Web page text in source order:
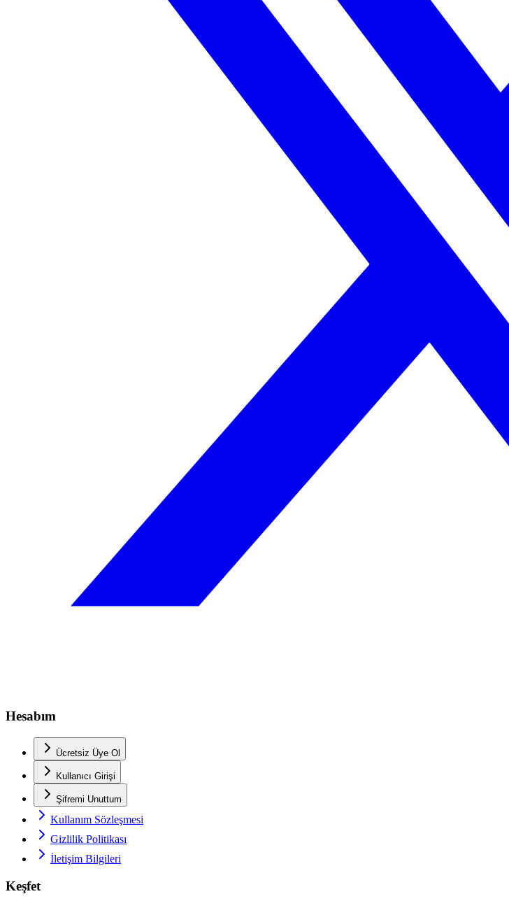
Hesabım
Ücretsiz Üye Ol
Kullanıcı Girişi
Şifremi Unuttum
Kullanım Sözleşmesi
Gizlilik Politikası
İletişim Bilgileri
Keşfet